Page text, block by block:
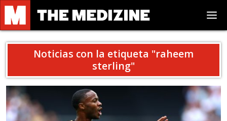
Noticias con la etiqueta "raheem
sterling"